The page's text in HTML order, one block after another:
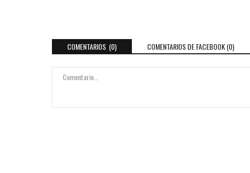
COMENTARIOS (0) COMENTARIOS DE FACEBOOK (0)